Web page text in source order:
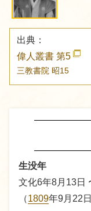
生没年
文化6年8月13日
（1809年9月22
出典：
偉人叢書 第5
三教書院 昭15